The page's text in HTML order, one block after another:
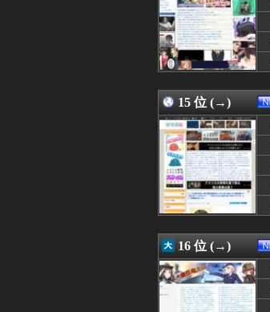
08/07 02:00
08/07 02:00
08/07 02:00
08/07 02:00
08/07 02:00
08/07 02:00
15 位 (→)
16 位 (→)